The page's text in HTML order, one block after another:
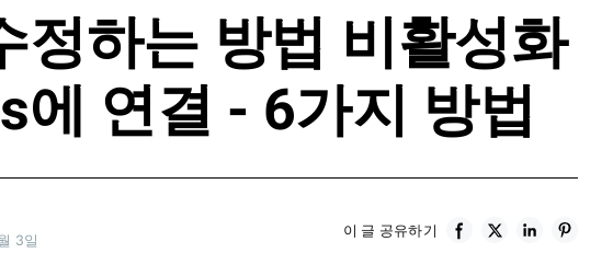
정하는 방법 비활성화
에 연결 - 6가지 방법
3일
이 글 공유하기